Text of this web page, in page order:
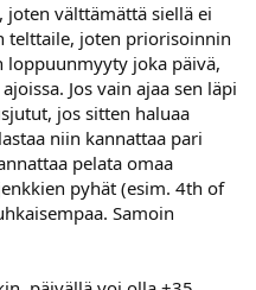
joten välttämättä siellä ei
telttaile, joten priorisoinnin
loppuunmyyty joka päivä,
Jos vain ajaa sen läpi
jos sitten haluaa
niin kannattaa pari
pelata omaa
pyhät (esim. 4th of
Samoin